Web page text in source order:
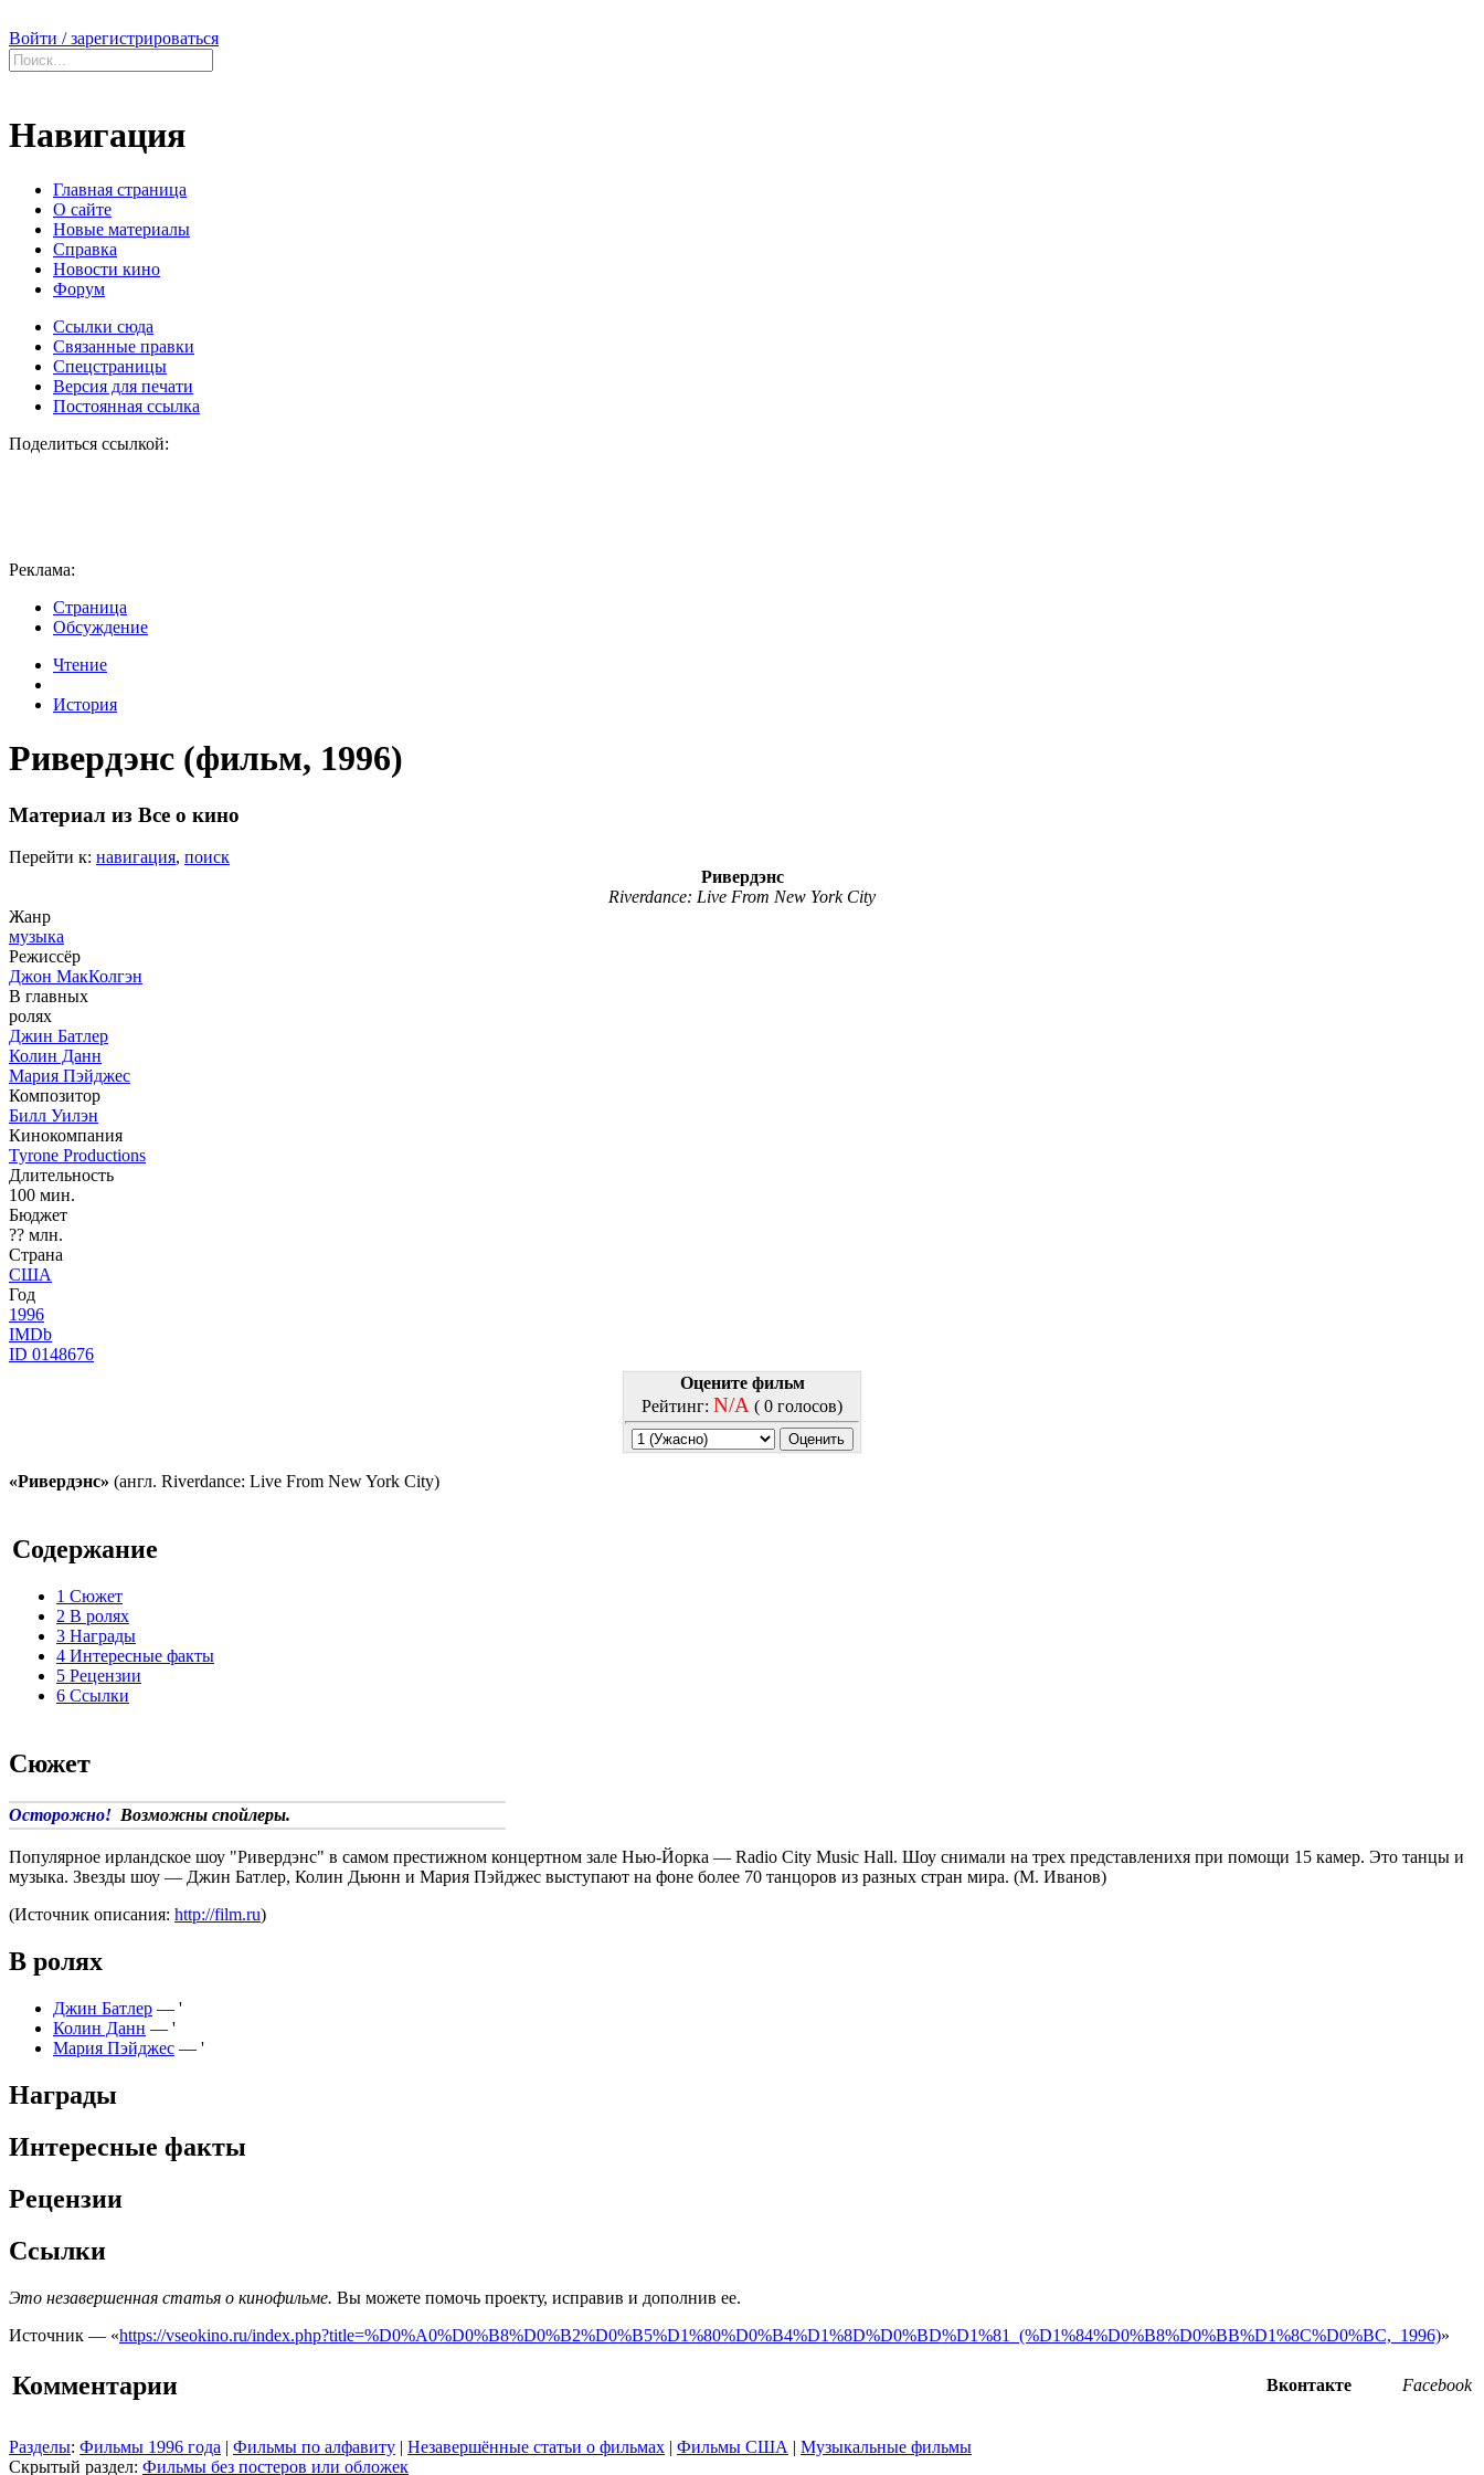
Войти / зарегистрироваться
Навигация
Главная страница
О сайте
Новые материалы
Справка
Новости кино
Форум
Ссылки сюда
Связанные правки
Спецстраницы
Версия для печати
Постоянная ссылка
Поделиться ссылкой:
Реклама:
Страница
Обсуждение
Чтение
История
Ривердэнс (фильм, 1996)
Материал из Все о кино
Перейти к: навигация, поиск
Ривердэнс
Riverdance: Live From New York City
Жанр
музыка
Режиссёр
Джон МакКолгэн
В главных
ролях
Джин Батлер
Колин Данн
Мария Пэйджес
Композитор
Билл Уилэн
Кинокомпания
Tyrone Productions
Длительность
100 мин.
Бюджет
?? млн.
Страна
США
Год
1996
IMDb
ID 0148676
Оцените фильм
Рейтинг: N/A ( 0 голосов)
«Ривердэнс» (англ. Riverdance: Live From New York City)
Содержание
1 Сюжет
2 В ролях
3 Награды
4 Интересные факты
5 Рецензии
6 Ссылки
Сюжет
Осторожно! Возможны спойлеры.
Популярное ирландское шоу "Ривердэнс" в самом престижном концертном зале Нью-Йорка — Radio City Music Hall. Шоу снимали на трех представленихя при помощи 15 камер. Это танцы и
музыка. Звезды шоу — Джин Батлер, Колин Дьюнн и Мария Пэйджес выступают на фоне более 70 танцоров из разных стран мира. (М. Иванов)
(Источник описания: http://film.ru)
В ролях
Джин Батлер — '
Колин Данн — '
Мария Пэйджес — '
Награды
Интересные факты
Рецензии
Ссылки
Это незавершенная статья о кинофильме. Вы можете помочь проекту, исправив и дополнив ее.
Источник — «https://vseokino.ru/index.php?title=%D0%A0%D0%B8%D0%B2%D0%B5%D1%80%D0%B4%D1%8D%D0%BD%D1%81_(%D1%84%D0%B8%D0%BB%D1%8C%D0%BC,_1996)»
Комментарии Вконтакте Facebook
Разделы: Фильмы 1996 года | Фильмы по алфавиту | Незавершённые статьи о фильмах | Фильмы США | Музыкальные фильмы
Скрытый раздел: Фильмы без постеров или обложек